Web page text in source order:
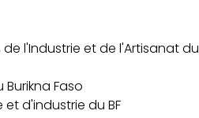
l'Industrie et de l'Artisanat du
Faso
d'industrie du BF